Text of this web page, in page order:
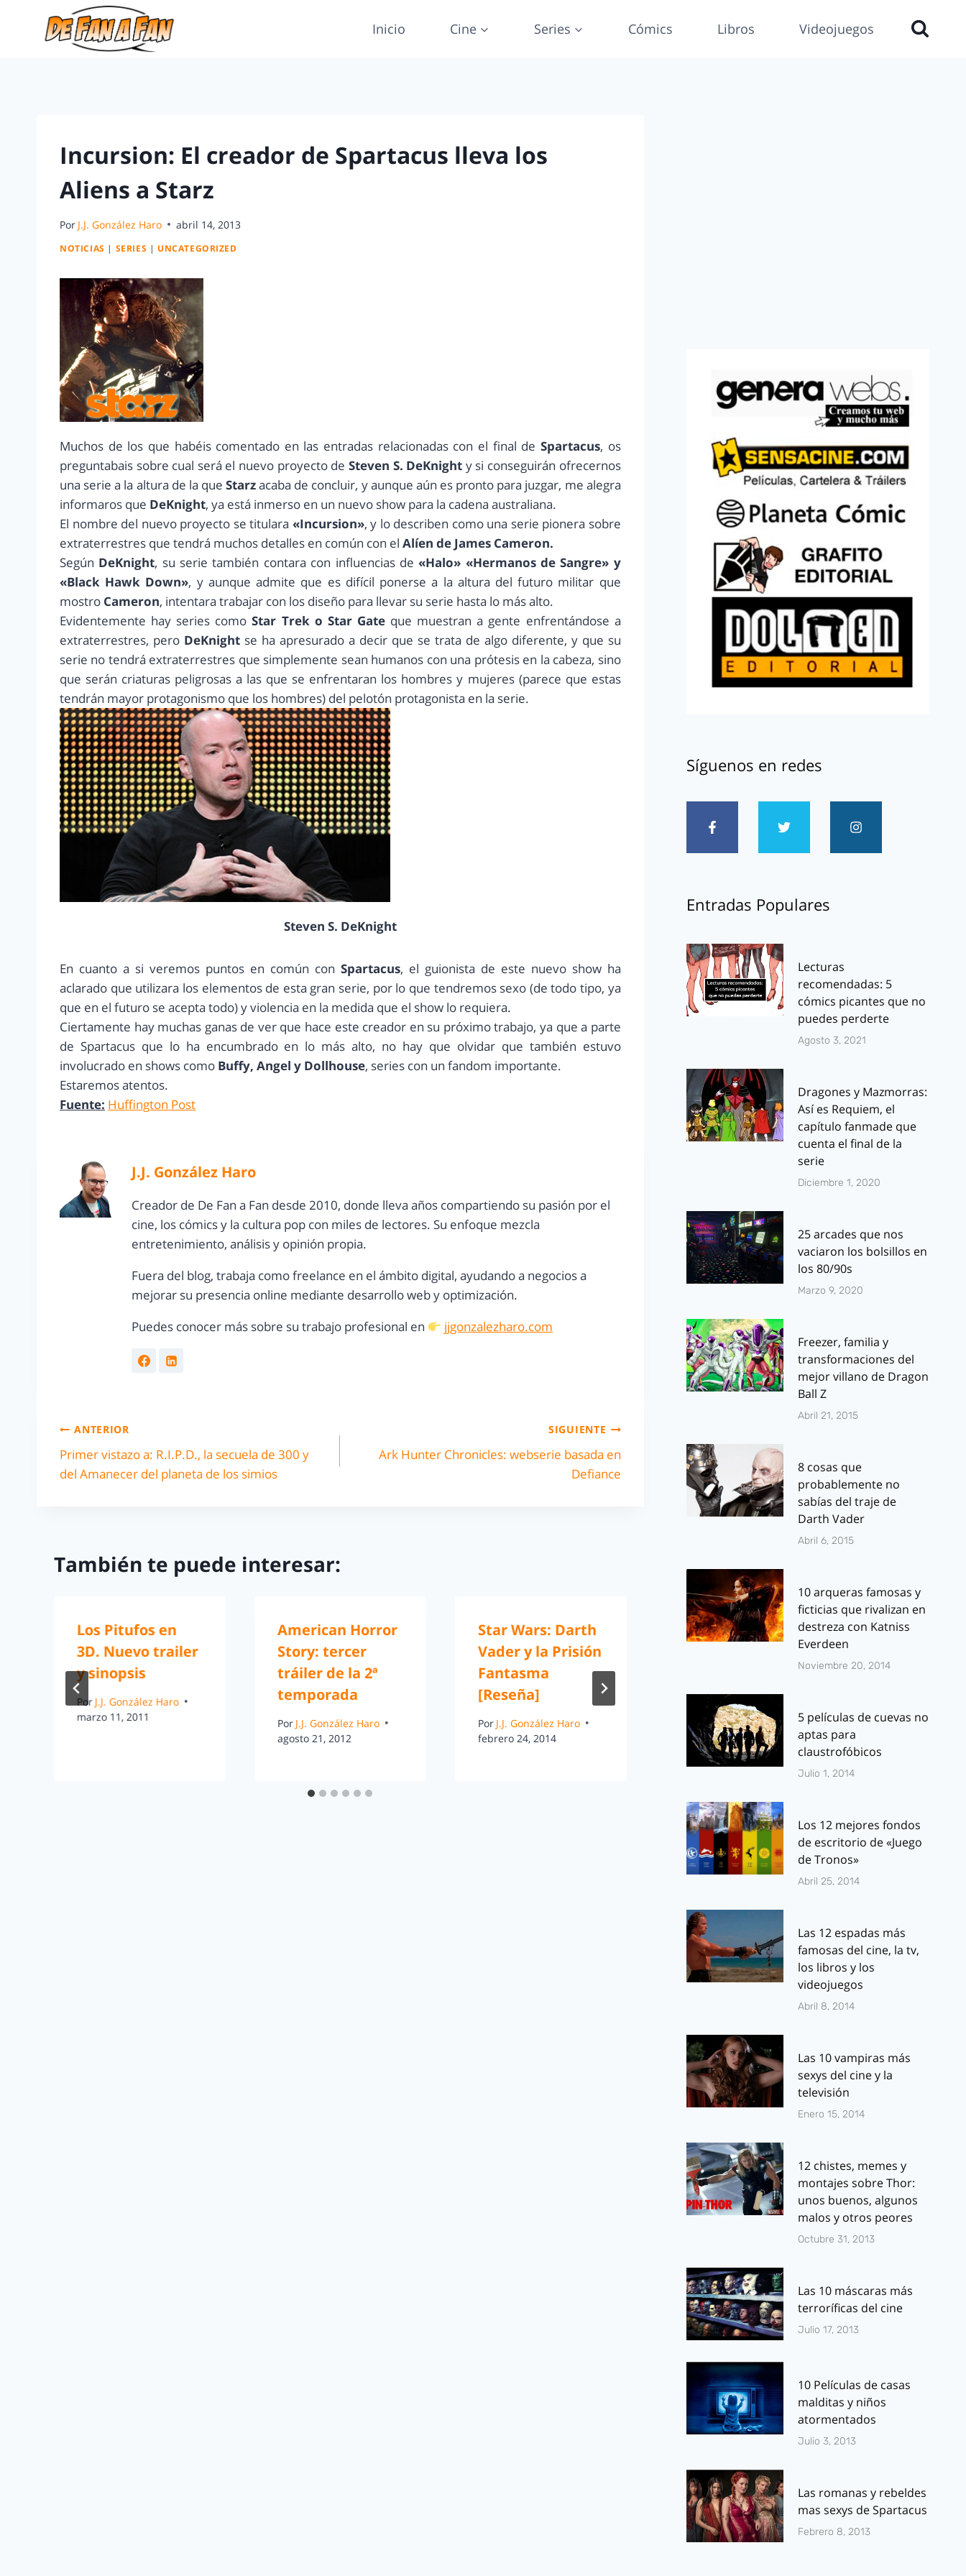
Inicio Cine Series Cómics Libros Videojuegos
Incursion: El creador de Spartacus lleva los
Aliens a Starz
Por J.J. González Haro abril 14, 2013
NOTICIAS | SERIES | UNCATEGORIZED
Muchos de los que habéis comentado en las entradas relacionadas con el final de Spartacus, os
preguntabais sobre cual será el nuevo proyecto de Steven S. DeKnight y si conseguirán ofrecernos
una serie a la altura de la queStarzacaba de concluir, y aunque aún es pronto para juzgar, me alegra
informaros que DeKnight, ya está inmerso en un nuevo show para la cadena australiana.
El nombre del nuevo proyecto se titulara «Incursion», y lo describen como una serie pionera sobre
extraterrestres que tendrá muchos detalles en común con el Alíen de James Cameron.
Según DeKnight, su serie también contara con influencias de «Halo» «Hermanos de Sangre» y
«Black Hawk Down», y aunque admite que es difícil ponerse a la altura del futuro militar que
mostro Cameron, intentara trabajar con los diseño para llevar su serie hasta lo más alto.
Evidentemente hay series comoStar Trek o Star Gateque muestran a gente enfrentándose a
extraterrestres, pero DeKnightse ha apresurado a decir que se trata de algo diferente, y que su
serie no tendrá extraterrestres que simplemente sean humanos con una prótesis en la cabeza, sino
que serán criaturas peligrosas a las que se enfrentaran los hombres y mujeres (parece que estas
tendrán mayor protagonismo que los hombres) del pelotón protagonista en la serie.
Steven S. DeKnight
En cuanto a si veremos puntos en común con Spartacus, el guionista de este nuevo show ha
aclarado que utilizara los elementos de esta gran serie, por lo que tendremos sexo (de todo tipo, ya
que en el futuro se acepta todo) y violencia en la medida que el show lo requiera.
Ciertamente hay muchas ganas de ver que hace este creador en su próximo trabajo, ya que a parte
de Spartacus que lo ha encumbrado en lo más alto, no hay que olvidar que también estuvo
involucrado en shows como Buffy, Angel y Dollhouse, series con un fandom importante.
Estaremos atentos.
Fuente: Huffington Post
J.J. González Haro
Creador de De Fan a Fan desde 2010, donde lleva años compartiendo su pasión por el
cine, los cómics y la cultura pop con miles de lectores. Su enfoque mezcla
entretenimiento, análisis y opinión propia.
Fuera del blog, trabaja como freelance en el ámbito digital, ayudando a negocios a
mejorar su presencia online mediante desarrollo web y optimización.
Puedes conocer más sobre su trabajo profesional en
jjgonzalezharo.com
ANTERIOR
Primer vistazo a: R.I.P.D., la secuela de 300 y
del Amanecer del planeta de los simios
SIGUIENTE
Ark Hunter Chronicles: webserie basada en
Defiance
También te puede interesar:
Los Pitufos en
3D. Nuevo trailer
y sinopsis
PorJ.J. González Haro
marzo 11, 2011
American Horror
Story: tercer
tráiler de la 2ª
temporada
Por J.J. González Haro
agosto 21, 2012
Star Wars: Darth
Vader y la Prisión
Fantasma
[Reseña]
Por J.J. González Haro
febrero 24, 2014
Logo y sinopsis
de Fox
Por
J.J. González Haro
marzo 12, 2014
Especial:
Agentes de
PorJ.J. González
Síguenos en redes
Entradas Populares
Lecturas
recomendadas: 5
cómics picantes que no
puedes perderte
Agosto 3, 2021
Dragones y Mazmorras:
Así es Requiem, el
capítulo fanmade que
cuenta el final de la
serie
Diciembre 1, 2020
25 arcades que nos
vaciaron los bolsillos en
los 80/90s
Marzo 9, 2020
Freezer, familia y
transformaciones del
mejor villano de Dragon
Ball Z
Abril 21, 2015
8 cosas que
probablemente no
sabías del traje de
Darth Vader
Abril 6, 2015
10 arqueras famosas y
ficticias que rivalizan en
destreza con Katniss
Everdeen
Noviembre 20, 2014
5 películas de cuevas no
aptas para
claustrofóbicos
Julio 1, 2014
Los 12 mejores fondos
de escritorio de «Juego
de Tronos»
Abril 25, 2014
Las 12 espadas más
famosas del cine, la tv,
los libros y los
videojuegos
Abril 8, 2014
Las 10 vampiras más
sexys del cine y la
televisión
Enero 15, 2014
12 chistes, memes y
montajes sobre Thor:
unos buenos, algunos
malos y otros peores
Octubre 31, 2013
Las 10 máscaras más
terroríficas del cine
Julio 17, 2013
10 Películas de casas
malditas y niños
atormentados
Julio 3, 2013
Las romanas y rebeldes
mas sexys de Spartacus
Febrero 8, 2013